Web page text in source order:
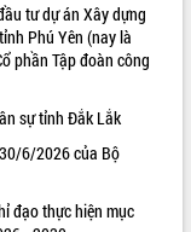
tư dự án Xây dựng
Phú Yên (nay là
phần Tập đoàn công
sự tỉnh Đắk Lắk
6/2026 của Bộ
đạo thực hiện mục